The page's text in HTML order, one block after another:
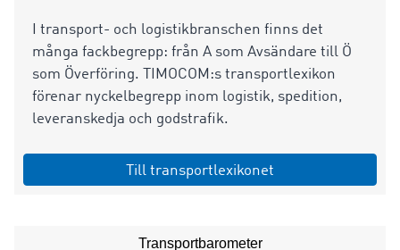
I transport- och logistikbranschen finns det
många fackbegrepp: från A som Avsändare till Ö
som Överföring. TIMOCOM:s transportlexikon
förenar nyckelbegrepp inom logistik, spedition,
leveranskedja och godstrafik.
Till transportlexikonet